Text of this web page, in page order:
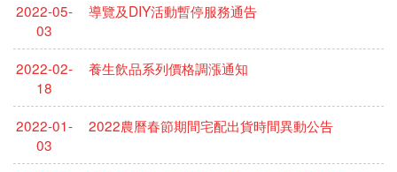
2022-05-
03
導覽及DIY活動暫停服務通告
2022-02-
18
養生飲品系列價格調漲通知
2022-01-
03
2022農曆春節期間宅配出貨時間異動公告